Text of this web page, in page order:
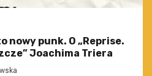
nowy punk. O „Reprise.
Joachima Triera